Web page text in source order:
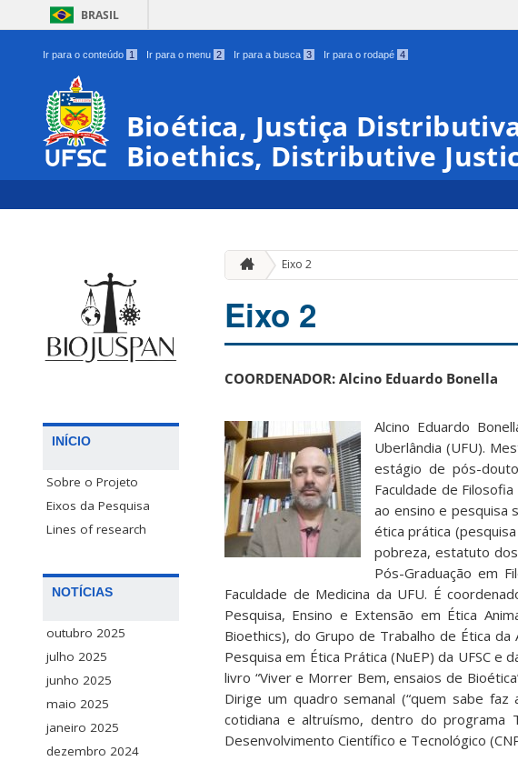
BRASIL
Ir para o conteúdo 1 Ir para o menu 2 Ir para a busca 3 Ir para o rodapé 4
Bioética, Justiça
Bioethics, Distributive
INÍCIO
Sobre o Projeto
Eixos da Pesquisa
Lines of research
NOTÍCIAS
outubro 2025
julho 2025
junho 2025
maio 2025
janeiro 2025
dezembro 2024
Eixo 2
Eixo 2
COORDENADOR: Alcino Eduardo Bonella
Alcino Eduardo
Uberlândia (UFU).
estágio de pós-
Faculdade de
ao ensino e pesquisa
ética prática
pobreza, estatuto
Pós-Graduação em
Faculdade de Medicina da UFU. É
Pesquisa, Ensino e Extensão em Ética
Bioethics), do Grupo de Trabalho de Ética da
Pesquisa em Ética Prática (NuEP) da UFSC e
livro “Viver e Morrer Bem, ensaios de
Dirige um quadro semanal (“quem sabe
cotidiana e altruísmo, dentro do programa
Desenvolvimento Científico e Tecnológico